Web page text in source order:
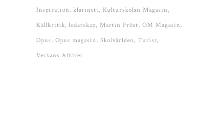
Inspiration klarinett Kulturskolan Magasin
Källkritik ledarskap Martin Fröst OM Magasin
Opus Opus magasin Skolvärlden Turist
Veckans Affärer